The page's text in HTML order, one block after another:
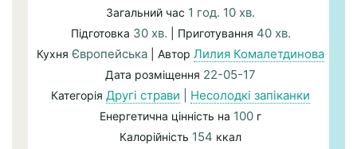
Загальний час 1 год. 10 хв.
Підготовка 30 хв. | Приготування 40 хв.
Кухня Європейська | Автор Лилия Комалетдинова
Дата розміщення 22-05-17
Категорія Другі страви Несолодкі запіканки
Енергетична цінність на 100 г
Калорійність 154 ккал